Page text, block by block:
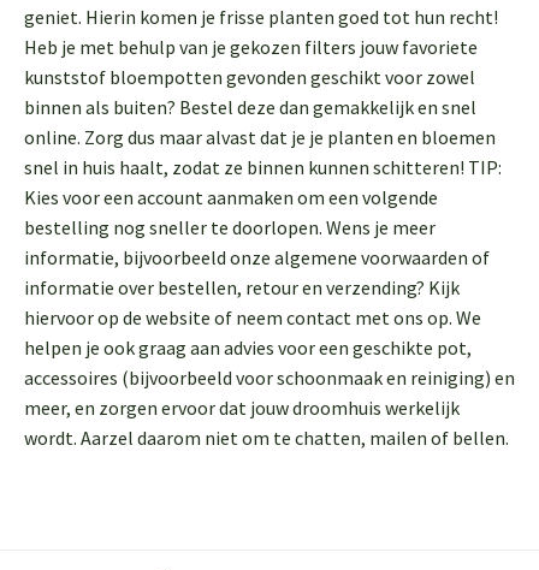
geniet. Hierin komen je frisse planten goed tot hun recht!
Heb je met behulp van je gekozen filters jouw favoriete
kunststof bloempotten gevonden geschikt voor zowel
binnen als buiten? Bestel deze dan gemakkelijk en snel
online. Zorg dus maar alvast dat je je planten en bloemen
snel in huis haalt, zodat ze binnen kunnen schitteren! TIP:
Kies voor een account aanmaken om een volgende
bestelling nog sneller te doorlopen. Wens je meer
informatie, bijvoorbeeld onze algemene voorwaarden of
informatie over bestellen, retour en verzending? Kijk
hiervoor op de website of neem contact met ons op. We
helpen je ook graag aan advies voor een geschikte pot,
accessoires (bijvoorbeeld voor schoonmaak en reiniging) en
meer, en zorgen ervoor dat jouw droomhuis werkelijk
wordt. Aarzel daarom niet om te chatten, mailen of bellen.